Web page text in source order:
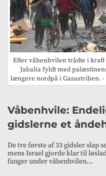
Efter våbenhvilen trådte i
Jabalia fyldt med
længere nordpå i Gazastriben. -
Våbenhvile:
gidslerne et
De tre første af 33 gidsler slap
mens Israel gjorde klar til
fanger under våbenhvilen…